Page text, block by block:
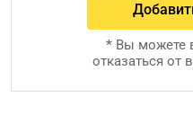
* Вы можете
отказаться от